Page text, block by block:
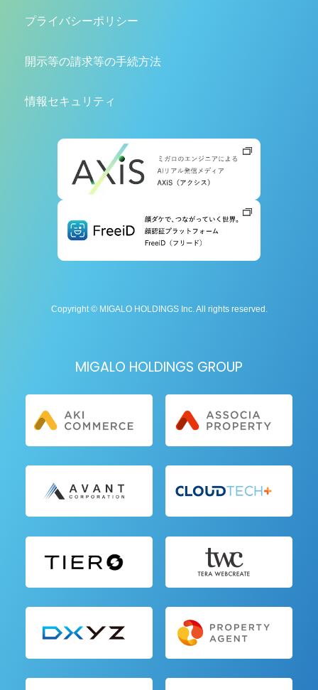
プライバシーポリシー
開示等の請求等の手続方法
情報セキュリティ
Copyright © MIGALO HOLDINGS Inc. All rights reserved.
MIGALO HOLDINGS GROUP